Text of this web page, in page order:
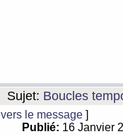
Sujet: Boucles
le message ]
Publié: 16 Janvier